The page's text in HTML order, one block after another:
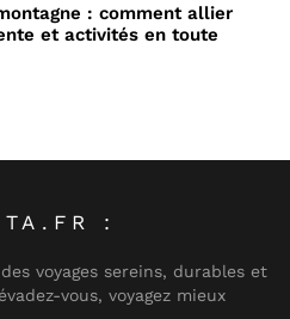
: comment allier
et activités en toute
:
voyages sereins, durables et
vous, voyagez mieux